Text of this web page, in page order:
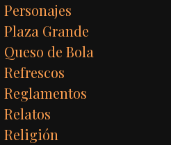
Personajes
Plaza Grande
Queso de Bola
Refrescos
Reglamentos
Relatos
Religión